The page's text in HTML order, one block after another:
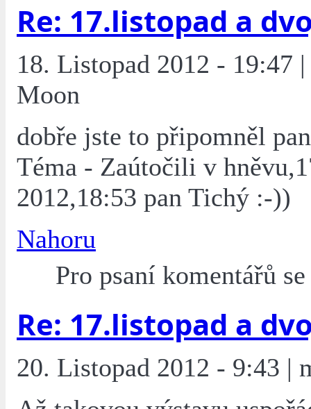
Re: 17.listopad a
18. Listopad 2012 - 19:47
Moon
dobře jste to připomněl
Téma - Zaútočili v
2012,18:53 pan Tichý :-))
Nahoru
Pro psaní komentářů
Re: 17.listopad a
20. Listopad 2012 - 9:43 |